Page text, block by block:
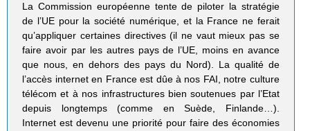
La Commission européenne tente de piloter la stratégie
de l’UE pour la société numérique, et la France ne ferait
qu’appliquer certaines directives (il ne vaut mieux pas se
faire avoir par les autres pays de l’UE, moins en avance
que nous, en dehors des pays du Nord). La qualité de
l’accès internet en France est dûe à nos FAI, notre culture
télécom et à nos infrastructures bien soutenues par l’Etat
depuis longtemps (comme en Suède, Finlande…).
Internet est devenu une priorité pour faire des économies